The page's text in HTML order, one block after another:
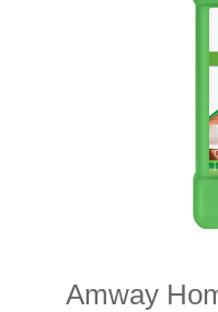
Amway